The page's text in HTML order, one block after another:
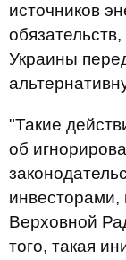
источников
Украины
"Такие
об
инвесторами,
Верховной
того, такая